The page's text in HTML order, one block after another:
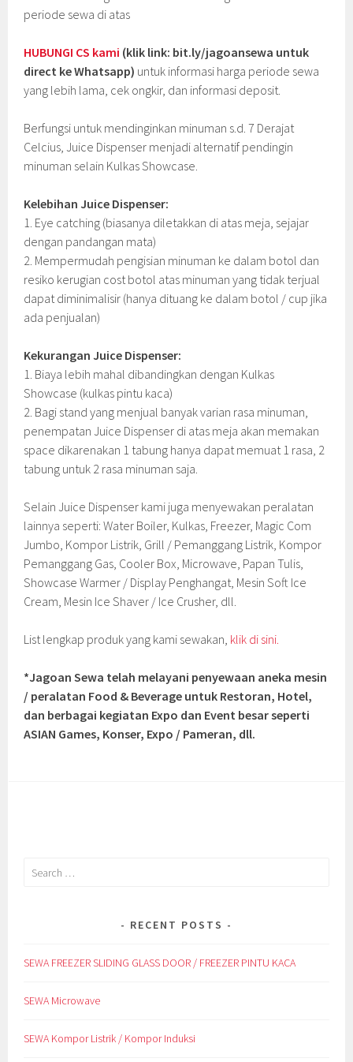
periode sewa di atas
HUBUNGI CS kami (klik link: bit.ly/jagoansewa untuk
direct ke Whatsapp) untuk informasi harga periode sewa
yang lebih lama, cek ongkir, dan informasi deposit.
Berfungsi untuk mendinginkan minuman s.d. 7 Derajat
Celcius, Juice Dispenser menjadi alternatif pendingin
minuman selain Kulkas Showcase.
Kelebihan Juice Dispenser:
1. Eye catching (biasanya diletakkan di atas meja, sejajar
dengan pandangan mata)
2. Mempermudah pengisian minuman ke dalam botol dan
resiko kerugian cost botol atas minuman yang tidak terjual
dapat diminimalisir (hanya dituang ke dalam botol / cup jika
ada penjualan)
Kekurangan Juice Dispenser:
1. Biaya lebih mahal dibandingkan dengan Kulkas
Showcase (kulkas pintu kaca)
2. Bagi stand yang menjual banyak varian rasa minuman,
penempatan Juice Dispenser di atas meja akan memakan
space dikarenakan 1 tabung hanya dapat memuat 1 rasa, 2
tabung untuk 2 rasa minuman saja.
Selain Juice Dispenser kami juga menyewakan peralatan
lainnya seperti: Water Boiler, Kulkas, Freezer, Magic Com
Jumbo, Kompor Listrik, Grill / Pemanggang Listrik, Kompor
Pemanggang Gas, Cooler Box, Microwave, Papan Tulis,
Showcase Warmer / Display Penghangat, Mesin Soft Ice
Cream, Mesin Ice Shaver / Ice Crusher, dll.
List lengkap produk yang kami sewakan, klik di sini.
*Jagoan Sewa telah melayani penyewaan aneka mesin
/ peralatan Food & Beverage untuk Restoran, Hotel,
dan berbagai kegiatan Expo dan Event besar seperti
ASIAN Games, Konser, Expo / Pameran, dll.
Search
RECENT POSTS
SEWA FREEZER SLIDING GLASS DOOR / FREEZER PINTU KACA
SEWA Microwave
SEWA Kompor Listrik / Kompor Induksi